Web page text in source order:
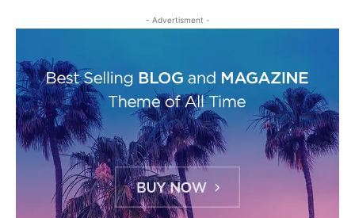
- Advertisment -